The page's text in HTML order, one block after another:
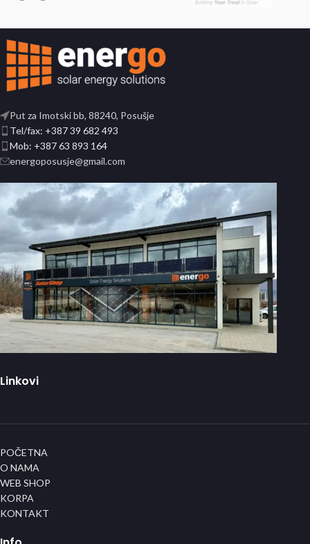
Put za Imotski bb, 88240, Posušje
Tel/fax: +387 39 682 493
Mob: +387 63 893 164
energoposusje@gmail.com
Linkovi
POČETNA
O NAMA
WEB SHOP
KORPA
KONTAKT